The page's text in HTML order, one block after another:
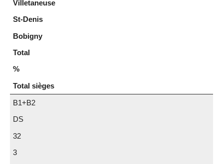
Villetaneuse
St-Denis
Bobigny
Total
%
Total sièges
B1+B2
DS
32
3